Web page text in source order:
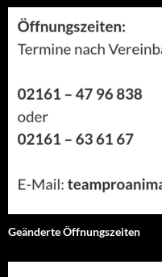
Geänderte Öffnungszeiten